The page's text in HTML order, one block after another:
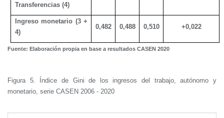
Transferencias (4)
Ingreso monetario (3 +
4)
0,482 0,488 0,510 +0,022
Fuente: Elaboración propia en base a resultados CASEN 2020
Figura 5. Índice de Gini de los ingresos del trabajo, autónomo y
monetario, serie CASEN 2006 - 2020